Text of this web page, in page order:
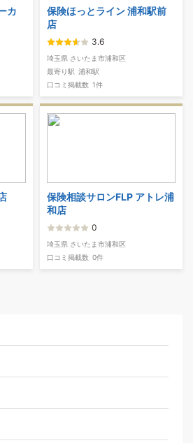
カ
保険ほっとライン 浦和駅前
店
3.6
埼玉県 さいたま市浦和区
最寄り駅 浦和駅
口コミ掲載数 1件
保険相談サロンFLP アトレ浦
和店
0
埼玉県 さいたま市浦和区
口コミ掲載数 0件